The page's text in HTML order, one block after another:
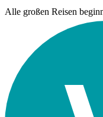
Alle großen Reisen